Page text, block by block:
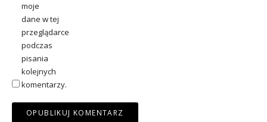
moje
dane w tej
przeglądarce
podczas
pisania
kolejnych
komentarzy.